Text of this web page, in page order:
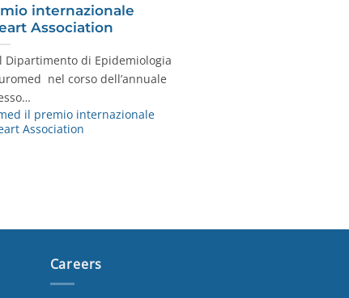
internazionale
Association
Dipartimento di Epidemiologia
nel corso dell’annuale
il premio internazionale
Association
Careers